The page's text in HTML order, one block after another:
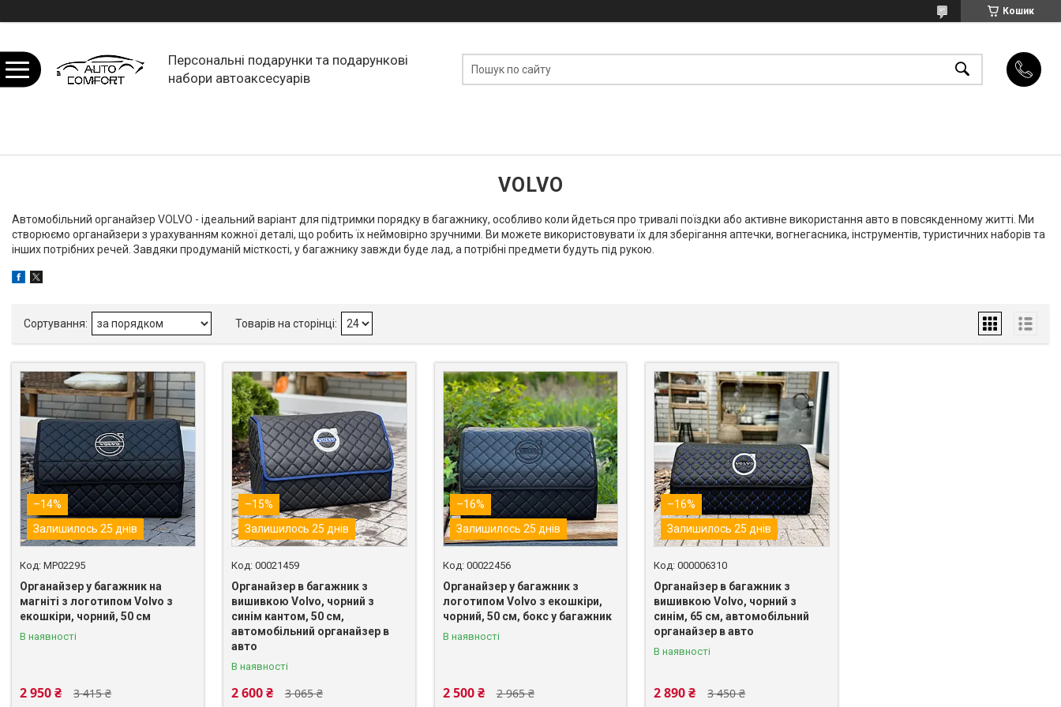
Кошик
Персональні подарунки та подарункові
набори автоаксесуарів
VOLVO
Автомобільний органайзер VOLVO - ідеальний варіант для підтримки порядку в багажнику, особливо коли йдеться про тривалі поїздки або активне використання авто в повсякденному житті. Ми
створюємо органайзери з урахуванням кожної деталі, що робить їх неймовірно зручними. Ви можете використовувати їх для зберігання аптечки, вогнегасника, інструментів, туристичних наборів та
інших потрібних речей. Завдяки продуманій місткості, у багажнику завжди буде лад, а потрібні предмети будуть під рукою.
–14%
Залишилось 25 днів
MP02295
Органайзер у багажник на
магніті з логотипом Volvo з
екошкіри, чорний, 50 см
В наявності
3 415 ₴
2 950 ₴
–15%
Залишилось 25 днів
00021459
Органайзер в багажник з
вишивкою Volvo, чорний з
синім кантом, 50 см,
автомобільний органайзер в
авто
В наявності
3 065 ₴
2 600 ₴
–16%
Залишилось 25 днів
00022456
Органайзер у багажник з
логотипом Volvo з екошкіри,
чорний, 50 см, бокс у багажник
В наявності
2 965 ₴
2 500 ₴
–16%
Залишилось 25 днів
000006310
Органайзер в багажник з
вишивкою Volvo, чорний з
синім, 65 см, автомобільний
органайзер в авто
В наявності
3 450 ₴
2 890 ₴